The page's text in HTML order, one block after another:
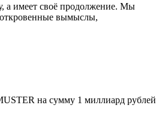
а имеет своё продолжение. Мы
вымыслы,
на сумму 1 миллиард рублей